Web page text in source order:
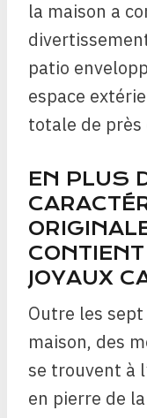
la maison a
patio
espace
totale de près
EN PLUS
JOYAUX
Outre les sept
maison, des
se trouvent à
en pierre de